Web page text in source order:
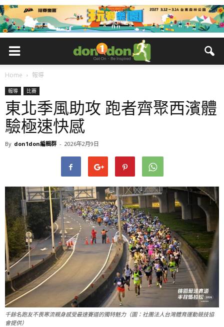
Home 報導
報導 比賽
東北季風助攻 跑者齊聚西濱體
驗極速快感
By don1don編輯群 - 2026年2月9日
千餘名跑友不畏寒流親身感受最速賽道的獨特魅力（圖：社團法人台灣體育運動競技協
會提供）